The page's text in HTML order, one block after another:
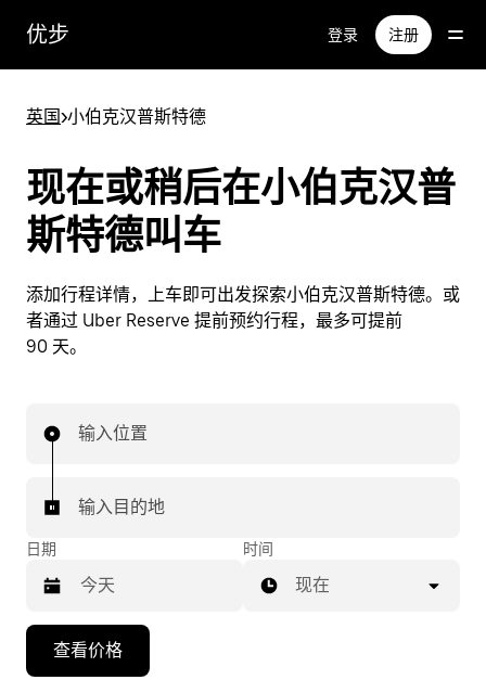
优步 登录 注册
英国>小伯克汉普斯特德
现在或稍后在小伯克汉普
斯特德叫车
添加行程详情，上车即可出发探索小伯克汉普斯特德。或
者通过 Uber Reserve 提前预约行程，最多可提前
90 天。
输入位置
输入目的地
日期
向
时间
现在
查看价格